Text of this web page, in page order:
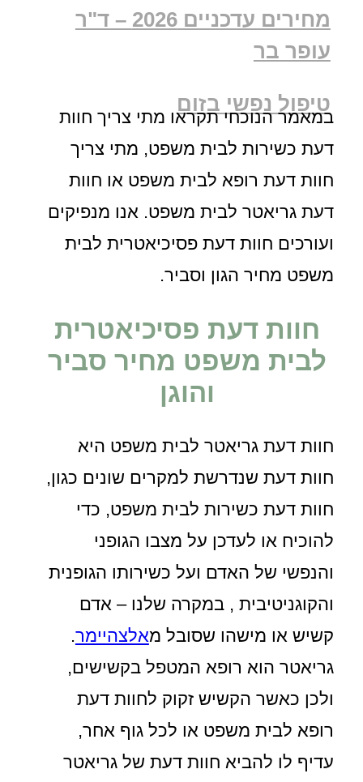
מחירים עדכניים 2026 – ד"ר
עופר בר
טיפול נפשי בזום
במאמר הנוכחי תקראו מתי צריך חוות
דעת כשירות לבית משפט, מתי צריך
חוות דעת רופא לבית משפט או חוות
דעת גריאטר לבית משפט. אנו מנפיקים
ועורכים חוות דעת פסיכיאטרית לבית
משפט מחיר הגון וסביר.
חוות דעת פסיכיאטרית
לבית משפט מחיר סביר
והוגן
חוות דעת גריאטר לבית משפט היא
חוות דעת שנדרשת למקרים שונים כגון,
חוות דעת כשירות לבית משפט, כדי
להוכיח או לעדכן על מצבו הגופני
והנפשי של האדם ועל כשירותו הגופנית
והקוגניטיבית , במקרה שלנו – אדם
קשיש או מישהו שסובל מאלצהיימר.
גריאטר הוא רופא המטפל בקשישים,
ולכן כאשר הקשיש זקוק לחוות דעת
רופא לבית משפט או לכל גוף אחר,
עדיף לו להביא חוות דעת של גריאטר